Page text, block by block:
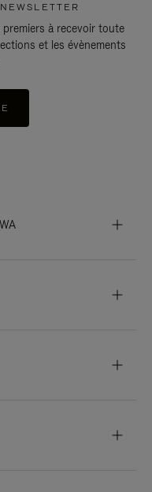
à recevoir toute
et les évènements